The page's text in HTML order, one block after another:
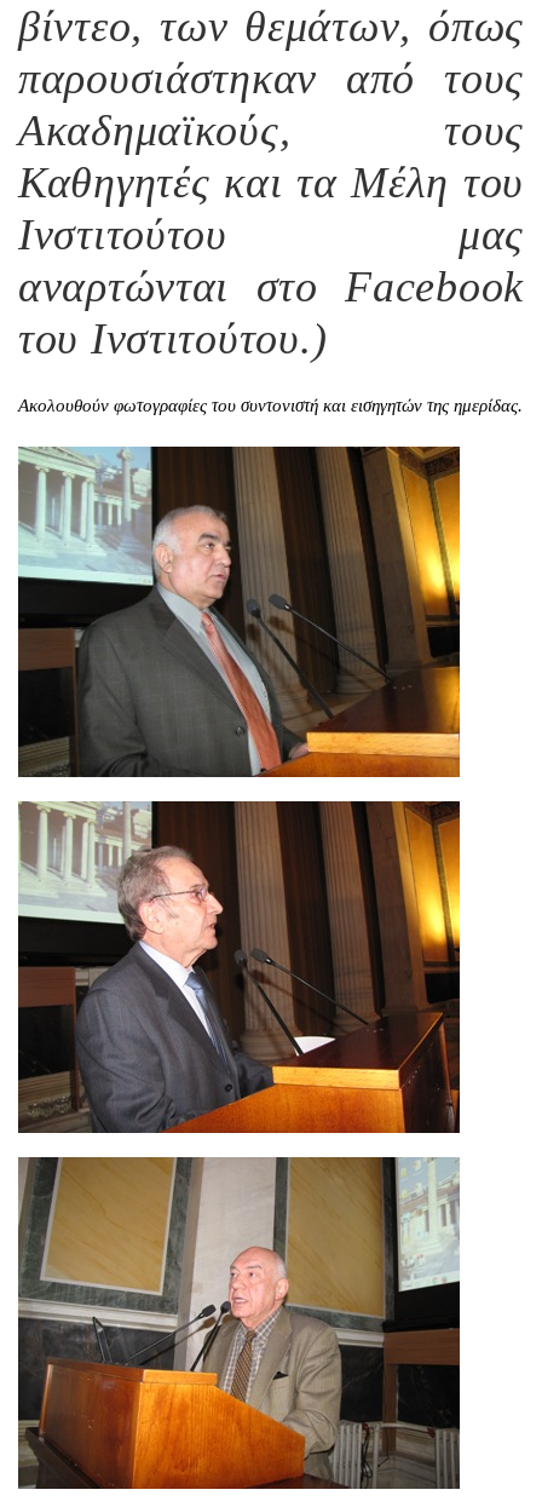
βίντεο, των θεμάτων, όπως
παρουσιάστηκαν από τους
Ακαδημαϊκούς, τους
Καθηγητές και τα Μέλη του
Ινστιτούτου μας
αναρτώνται στο Facebook
του Ινστιτούτου.)
Ακολουθούν φωτογραφίες του συντονιστή και εισηγητών της ημερίδας.